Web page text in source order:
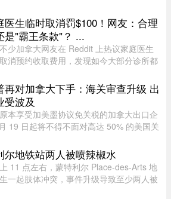
了许多，火药味也 ...
医生临时取消罚$100！网友：合理
是"霸王条款"？ ...
少加拿大网友在 Reddit 上热议家庭医生
消预约收取费用，发现如今大部分诊所都
之间。多名网友表示，这类收费政策其
行十年以上，$60 ...
再对加拿大下手：海关审查升级 出
受波及
本享受加美墨协议免关税的加拿大出口企
19 日起将不得不面对高达 50% 的美国关
对高额关税带来的财务压力。多位贸易律
专家警告，这轮 ...
尔地铁站两人被喷辣椒水
11 点左右，蒙特利尔 Place-des-Arts 地
一起肢体冲突，事件升级导致至少两人被